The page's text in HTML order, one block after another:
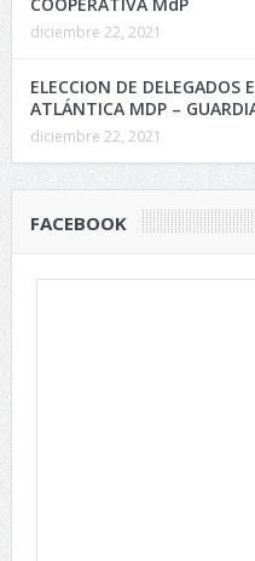
diciembre 22, 2021
ELECCION DE DELEGADOS
ATLÁNTICA MDP –
diciembre 22, 2021
FACEBOOK